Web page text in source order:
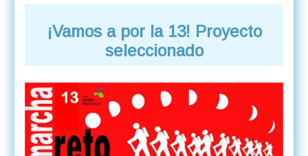
¡Vamos a por la 13! Proyecto
seleccionado